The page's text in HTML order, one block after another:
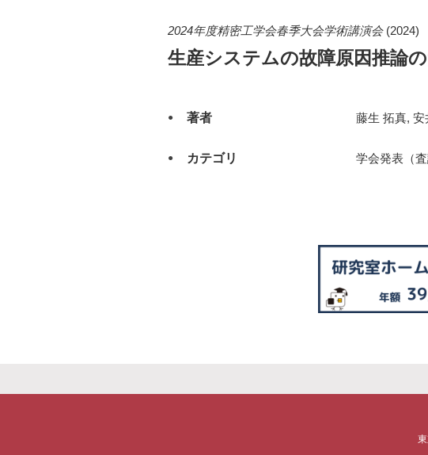
2024年度精密工学会春季大会学術講演会 (2024)
生産システムの故障原因推論
著者 藤生 拓真,
カテゴリ 学会発表（査